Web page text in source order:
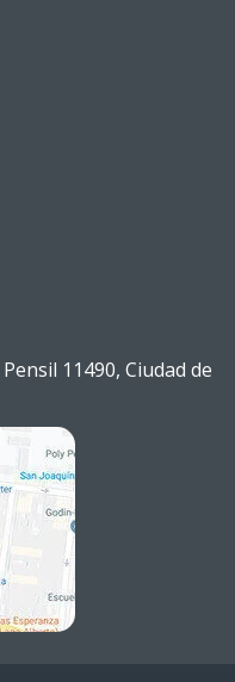
Pensil 11490, Ciudad de